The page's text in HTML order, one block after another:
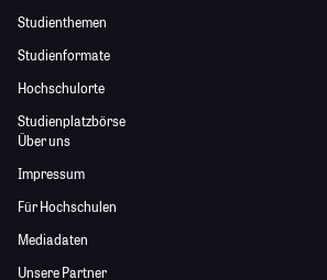
Studienthemen
Studienformate
Hochschulorte
Studienplatzbörse
Über uns
Impressum
Für Hochschulen
Mediadaten
Unsere Partner